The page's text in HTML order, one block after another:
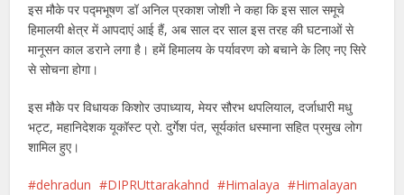
इस मौके पर पद्मभूषण डॉ अनिल प्रकाश जोशी ने कहा कि इस साल समूचे
हिमालयी क्षेत्र में आपदाएं आई हैं, अब साल दर साल इस तरह की घटनाओं से
मानूसन काल डराने लगा है। हमें हिमालय के पर्यावरण को बचाने के लिए नए सिरे
से सोचना होगा।
इस मौके पर विधायक किशोर उपाध्याय, मेयर सौरभ थपलियाल, दर्जाधारी मधु
भट्ट, महानिदेशक यूकॉस्ट प्रो. दुर्गेश पंत, सूर्यकांत धस्माना सहित प्रमुख लोग
शामिल हुए।
dehradun DIPRUttarakahnd Himalaya
Himalayan